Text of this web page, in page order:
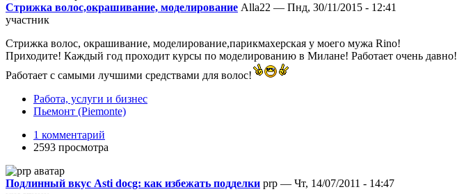
Стрижка волос,окрашивание, моделирование Alla22 — Пнд, 30/11/2015 - 12:41
участник
Стрижка волос, окрашивание, моделирование,парикмахерская у моего мужа Rino!
Приходите! Каждый год проходит курсы по моделированию в Милане! Работает очень давно!
Работает с самыми лучшими средствами для волос!
Работа, услуги и бизнес
Пьемонт (Piemonte)
1 комментарий
2593 просмотра
Подлинный вкус Asti docg: как избежать подделки prp — Чт, 14/07/2011 - 14:47